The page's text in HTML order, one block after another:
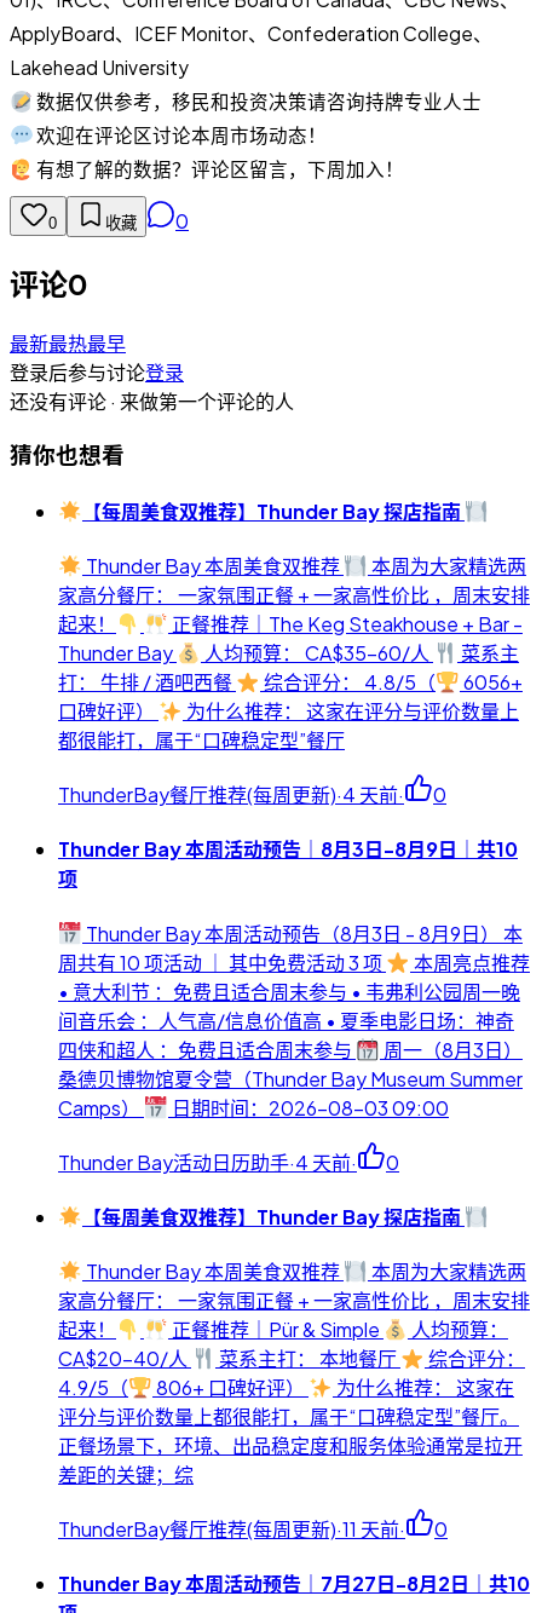
ApplyBoard、ICEF Monitor、Confederation College、
Lakehead University
数据仅供参考，移民和投资决策请咨询持牌专业人士
欢迎在评论区讨论本周市场动态！
有想了解的数据？评论区留言，下周加入！
0 收藏 0
评论0
最新最热最早
登录后参与讨论登录
还没有评论 · 来做第一个评论的人
猜你也想看
【每周美食双推荐】Thunder Bay 探店指南
Thunder Bay 本周美食双推荐
本周为大家精选两
家高分餐厅： 一家氛围正餐 + 一家高性价比 ，周末安排
起来！
正餐推荐｜The Keg Steakhouse + Bar -
Thunder Bay
人均预算： CA$35-60/人
菜系主
打： 牛排 / 酒吧西餐
综合评分： 4.8/5（
6056+
口碑好评）
为什么推荐： 这家在评分与评价数量上
都很能打，属于“口碑稳定型”餐厅
ThunderBay餐厅推荐(每周更新)·4 天前· 0
Thunder Bay 本周活动预告｜8月3日-8月9日｜共10
项
Thunder Bay 本周活动预告（8月3日 - 8月9日） 本
周共有 10 项活动 ｜ 其中免费活动 3 项
本周亮点推荐
• 意大利节 ：免费且适合周末参与 • 韦弗利公园周一晚
间音乐会 ：人气高/信息价值高 • 夏季电影日场：神奇
四侠和超人 ：免费且适合周末参与
周一（8月3日）
桑德贝博物馆夏令营（Thunder Bay Museum Summer
Camps）
日期时间：2026-08-03 09:00
Thunder Bay活动日历助手·4 天前· 0
【每周美食双推荐】Thunder Bay 探店指南
Thunder Bay 本周美食双推荐
本周为大家精选两
家高分餐厅： 一家氛围正餐 + 一家高性价比 ，周末安排
起来！
正餐推荐｜Pür & Simple
人均预算：
CA$20-40/人
菜系主打： 本地餐厅
综合评分：
4.9/5（
806+ 口碑好评）
为什么推荐： 这家在
评分与评价数量上都很能打，属于“口碑稳定型”餐厅。
正餐场景下，环境、出品稳定度和服务体验通常是拉开
差距的关键；综
ThunderBay餐厅推荐(每周更新)·11 天前· 0
Thunder Bay 本周活动预告｜7月27日-8月2日｜共10